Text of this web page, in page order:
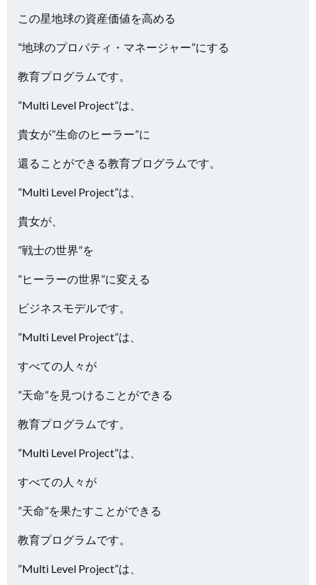
この星地球の資産価値を高める
”地球のプロパティ・マネージャー”にする
教育プログラムです。
”Multi Level Project”は、
貴女が”生命のヒーラー”に
還ることができる教育プログラムです。
”Multi Level Project”は、
貴女が、
”戦士の世界”を
”ヒーラーの世界”に変える
ビジネスモデルです。
”Multi Level Project”は、
すべての人々が
”天命”を見つけることができる
教育プログラムです。
”Multi Level Project”は、
すべての人々が
”天命”を果たすことができる
教育プログラムです。
”Multi Level Project”は、